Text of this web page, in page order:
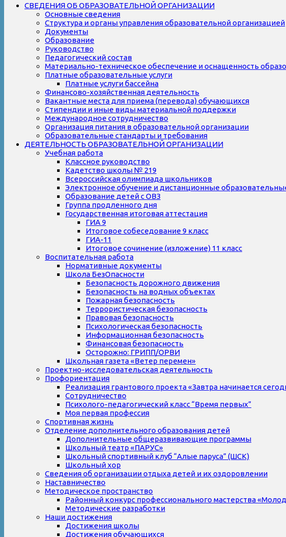
СВЕДЕНИЯ ОБ ОБРАЗОВАТЕЛЬНОЙ ОРГАНИЗАЦИИ
Основные сведения
Структура и органы управления образовательной организацией
Документы
Образование
Руководство
Педагогический состав
Материально-техническое обеспечение и оснащенность
Платные образовательные услуги
Платные услуги бассейна
Финансово-хозяйственная деятельность
Вакантные места для приема (перевода) обучающихся
Стипендии и иные виды материальной поддержки
Международное сотрудничество
Организация питания в образовательной организации
Образовательные стандарты и требования
ДЕЯТЕЛЬНОСТЬ ОБРАЗОВАТЕЛЬНОЙ ОРГАНИЗАЦИИ
Учебная работа
Классное руководство
Кадетство школы № 219
Всероссийская олимпиада школьников
Электронное обучение и дистанционные
Образование детей с ОВЗ
Группа продленного дня
Государственная итоговая аттестация
ГИА 9
Итоговое собеседование 9 класс
ГИА-11
Итоговое сочинение (изложение) 11 класс
Воспитательная работа
Нормативные документы
Школа БезОпасности
Безопасность дорожного движения
Безопасность на водных объектах
Пожарная безопасность
Террористическая безопасность
Правовая безопасность
Психологическая безопасность
Информационная безопасность
Финансовая безопасность
Осторожно: ГРИПП/ОРВИ
Школьная газета «Ветер перемен»
Проектно-исследовательская деятельность
Профориентация
Реализация грантового проекта «Завтра начинается
Сотрудничество
Психолого-педагогический класс “Время первых”
Моя первая профессия
Спортивная жизнь
Отделение дополнительного образования детей
Дополнительные общеразвивающие программы
Школьный театр «ПАРУС»
Школьный спортивный клуб “Алые паруса” (ШСК)
Школьный хор
Сведения об организации отдыха детей и их оздоровлении
Наставничество
Методическое пространство
Районный конкурс профессионального мастерства
Методические разработки
Наши достижения
Достижения школы
Достижения обучающихся